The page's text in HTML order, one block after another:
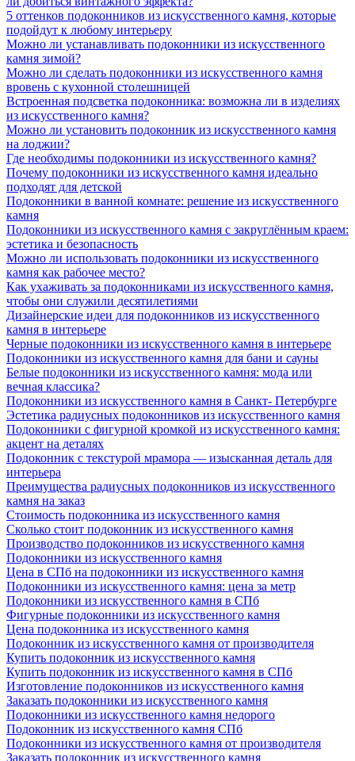
5 оттенков подоконников из искусственного камня, которые
подойдут к любому интерьеру
Можно ли устанавливать подоконники из искусственного
камня зимой?
Можно ли сделать подоконники из искусственного камня
вровень с кухонной столешницей
Встроенная подсветка подоконника: возможна ли в изделиях
из искусственного камня?
Можно ли установить подоконник из искусственного камня
на лоджии?
Где необходимы подоконники из искусственного камня?
Почему подоконники из искусственного камня идеально
подходят для детской
Подоконники в ванной комнате: решение из искусственного
камня
Подоконники из искусственного камня с закруглённым краем:
эстетика и безопасность
Можно ли использовать подоконники из искусственного
камня как рабочее место?
Как ухаживать за подоконниками из искусственного камня,
чтобы они служили десятилетиями
Дизайнерские идеи для подоконников из искусственного
камня в интерьере
Черные подоконники из искусственного камня в интерьере
Подоконники из искусственного камня для бани и сауны
Белые подоконники из искусственного камня: мода или
вечная классика?
Подоконники из искусственного камня в Санкт- Петербурге
Эстетика радиусных подоконников из искусственного камня
Подоконники с фигурной кромкой из искусственного камня:
акцент на деталях
Подоконник с текстурой мрамора — изысканная деталь для
интерьера
Преимущества радиусных подоконников из искусственного
камня на заказ
Стоимость подоконника из искусственного камня
Сколько стоит подоконник из искусственного камня
Производство подоконников из искусственного камня
Подоконники из искусственного камня
Цена в СПб на подоконники из искусственного камня
Подоконники из искусственного камня: цена за метр
Подоконники из искусственного камня в СПб
Фигурные подоконники из искусственного камня
Цена подоконника из искусственного камня
Подоконник из искусственного камня от производителя
Купить подоконник из искусственного камня
Купить подоконник из искусственного камня в СПб
Изготовление подоконников из искусственного камня
Заказать подоконники из искусственного камня
Подоконники из искусственного камня недорого
Подоконник из искусственного камня СПб
Подоконники из искусственного камня от производителя
Заказать подоконник из искусственного камня